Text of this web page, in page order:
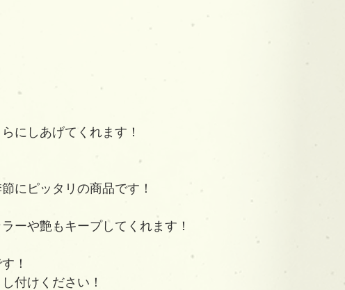
にしあげてくれます！
にピッタリの商品です！
ーや艶もキープしてくれます！
！
付けください！